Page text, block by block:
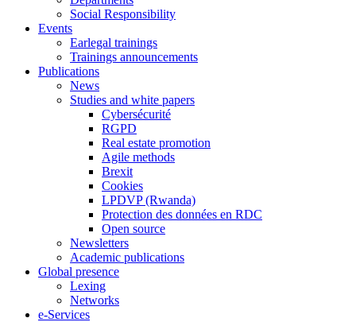
Social Responsibility
Events
Earlegal trainings
Trainings announcements
Publications
News
Studies and white papers
Cybersécurité
RGPD
Real estate promotion
Agile methods
Brexit
Cookies
LPDVP (Rwanda)
Protection des données en RDC
Open source
Newsletters
Academic publications
Global presence
Lexing
Networks
e-Services